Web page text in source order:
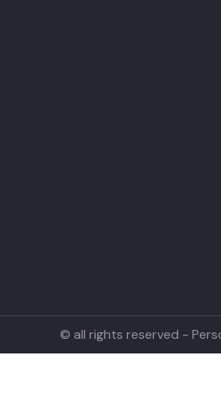
© all rights reserved -